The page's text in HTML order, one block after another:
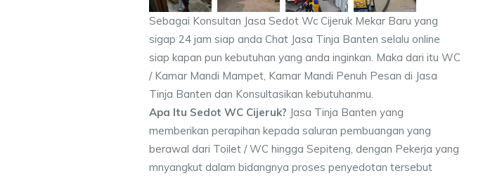
Sebagai Konsultan Jasa Sedot Wc Cijeruk Mekar Baru yang
sigap 24 jam siap anda Chat Jasa Tinja Banten selalu online
siap kapan pun kebutuhan yang anda inginkan. Maka dari itu WC
/ Kamar Mandi Mampet, Kamar Mandi Penuh Pesan di Jasa
Tinja Banten dan Konsultasikan kebutuhanmu.
Apa Itu Sedot WC Cijeruk? Jasa Tinja Banten yang
memberikan perapihan kepada saluran pembuangan yang
berawal dari Toilet / WC hingga Sepiteng, dengan Pekerja yang
mnyangkut dalam bidangnya proses penyedotan tersebut